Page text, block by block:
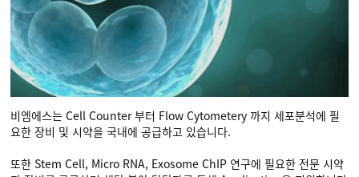
비엠에스는 Cell Counter 부터 Flow Cytometery 까지 세포분석에 필
요한 장비 및 시약을 국내에 공급하고 있습니다.
또한 Stem Cell, Micro RNA, Exosome ChIP 연구에 필요한 전문 시약